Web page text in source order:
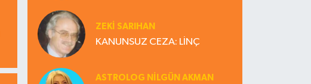
ZEKI SARIHAN
KANUNSUZ CEZA: LİNÇ
ASTROLOG NILGÜN AKMAN